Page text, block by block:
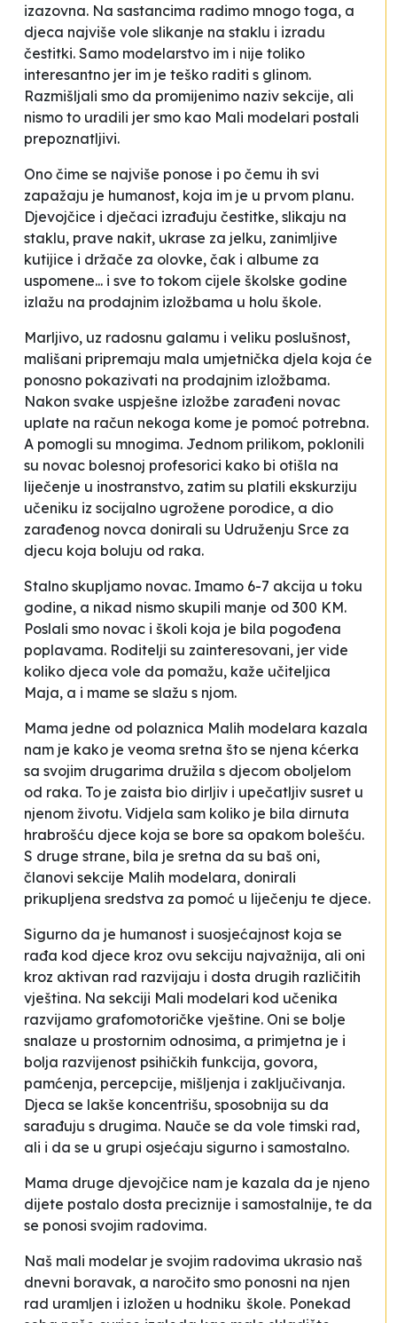
izazovna. Na sastancima radimo mnogo toga, a
djeca najviše vole slikanje na staklu i izradu
čestitki. Samo modelarstvo im i nije toliko
interesantno jer im je teško raditi s glinom.
Razmišljali smo da promijenimo naziv sekcije, ali
nismo to uradili jer smo kao Mali modelari postali
prepoznatljivi.
Ono čime se najviše ponose i po čemu ih svi
zapažaju je humanost, koja im je u prvom planu.
Djevojčice i dječaci izrađuju čestitke, slikaju na
staklu, prave nakit, ukrase za jelku, zanimljive
kutijice i držače za olovke, čak i albume za
uspomene... i sve to tokom cijele školske godine
izlažu na prodajnim izložbama u holu škole.
Marljivo, uz radosnu galamu i veliku poslušnost,
mališani pripremaju mala umjetnička djela koja će
ponosno pokazivati na prodajnim izložbama.
Nakon svake uspješne izložbe zarađeni novac
uplate na račun nekoga kome je pomoć potrebna.
A pomogli su mnogima. Jednom prilikom, poklonili
su novac bolesnoj profesorici kako bi otišla na
liječenje u inostranstvo, zatim su platili ekskurziju
učeniku iz socijalno ugrožene porodice, a dio
zarađenog novca donirali su Udruženju Srce za
djecu koja boluju od raka.
Stalno skupljamo novac. Imamo 6-7 akcija u toku
godine, a nikad nismo skupili manje od 300 KM.
Poslali smo novac i školi koja je bila pogođena
poplavama. Roditelji su zainteresovani, jer vide
koliko djeca vole da pomažu, kaže učiteljica
Maja, a i mame se slažu s njom.
Mama jedne od polaznica Malih modelara kazala
nam je kako je veoma sretna što se njena kćerka
sa svojim drugarima družila s djecom oboljelom
od raka. To je zaista bio dirljiv i upečatljiv susret u
njenom životu. Vidjela sam koliko je bila dirnuta
hrabrošću djece koja se bore sa opakom bolešću.
S druge strane, bila je sretna da su baš oni,
članovi sekcije Malih modelara, donirali
prikupljena sredstva za pomoć u liječenju te djece.
Sigurno da je humanost i suosjećajnost koja se
rađa kod djece kroz ovu sekciju najvažnija, ali oni
kroz aktivan rad razvijaju i dosta drugih različitih
vještina. Na sekciji Mali modelari kod učenika
razvijamo grafomotoričke vještine. Oni se bolje
snalaze u prostornim odnosima, a primjetna je i
bolja razvijenost psihičkih funkcija, govora,
pamćenja, percepcije, mišljenja i zaključivanja.
Djeca se lakše koncentrišu, sposobnija su da
sarađuju s drugima. Nauče se da vole timski rad,
ali i da se u grupi osjećaju sigurno i samostalno.
Mama druge djevojčice nam je kazala da je njeno
dijete postalo dosta preciznije i samostalnije, te da
se ponosi svojim radovima.
Naš mali modelar je svojim radovima ukrasio naš
dnevni boravak, a naročito smo ponosni na njen
rad uramljen i izložen u hodniku škole. Ponekad